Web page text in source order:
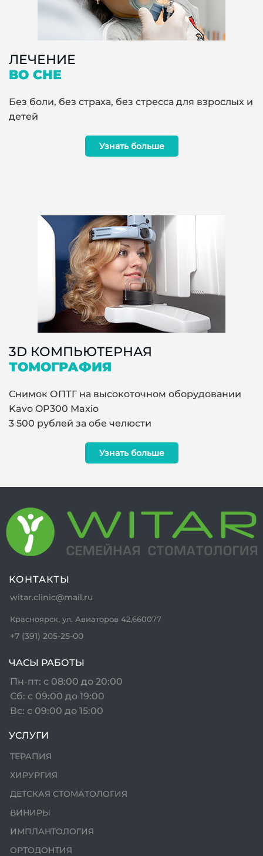
ЛЕЧЕНИЕ
ВО СНЕ
Без боли, без страха, без стресса для взрослых и
детей
Узнать больше
3D КОМПЬЮТЕРНАЯ
ТОМОГРАФИЯ
Снимок ОПТГ на высокоточном оборудовании
Kavo OP300 Maxio
3 500 рублей за обе челюсти
Узнать больше
КОНТАКТЫ
witar.clinic@mail.ru
Красноярск, ул. Авиаторов 42,660077
+7 (391) 205-25-00
ЧАСЫ РАБОТЫ
Пн-пт: с 08:00 до 20:00
Сб: с 09:00 до 19:00
Вс: с 09:00 до 15:00
УСЛУГИ
ТЕРАПИЯ
ХИРУРГИЯ
ДЕТСКАЯ СТОМАТОЛОГИЯ
ВИНИРЫ
ИМПЛАНТОЛОГИЯ
ОРТОДОНТИЯ